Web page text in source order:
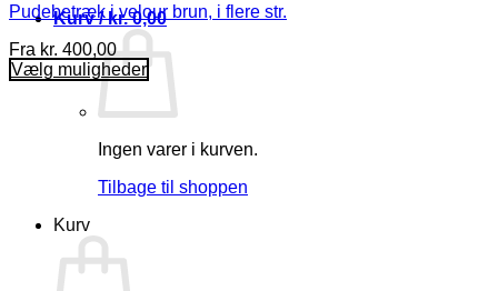
Kurv /kr.0,00
Ingen varer i kurven.
Tilbage til shoppen
Kurv
Pudebetræk i velour brun, i flere str.
Fra kr. 400,00
Vælg muligheder
Mulighederne
vælges
varesiden